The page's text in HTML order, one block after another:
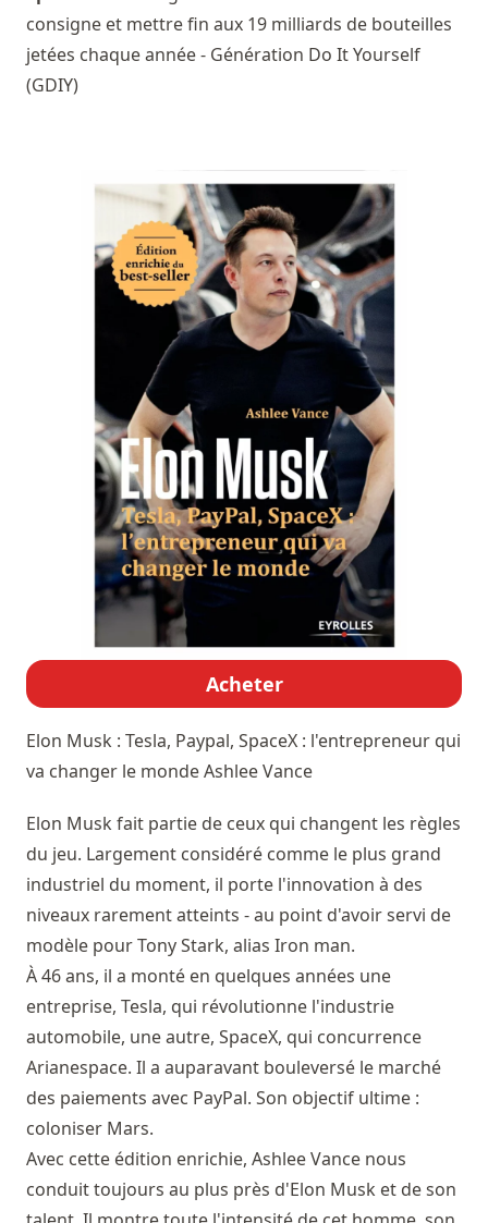
consigne et mettre fin aux 19 milliards de bouteilles
jetées chaque année - Génération Do It Yourself
(GDIY)
Acheter
Elon Musk : Tesla, Paypal, SpaceX : l'entrepreneur qui
va changer le mondeAshlee Vance
Elon Musk fait partie de ceux qui changent les règles
du jeu. Largement considéré comme le plus grand
industriel du moment, il porte l'innovation à des
niveaux rarement atteints - au point d'avoir servi de
modèle pour Tony Stark, alias Iron man.
À 46 ans, il a monté en quelques années une
entreprise, Tesla, qui révolutionne l'industrie
automobile, une autre, SpaceX, qui concurrence
Arianespace. Il a auparavant bouleversé le marché
des paiements avec PayPal. Son objectif ultime :
coloniser Mars.
Avec cette édition enrichie, Ashlee Vance nous
conduit toujours au plus près d'Elon Musk et de son